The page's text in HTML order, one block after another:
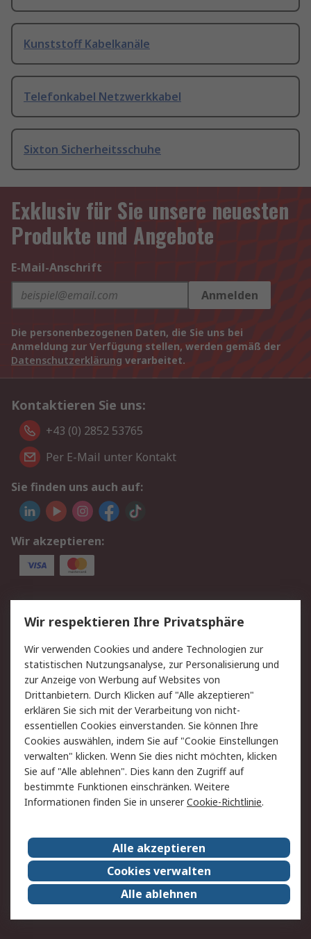
Kunststoff Kabelkanäle
Telefonkabel Netzwerkkabel
Sixton Sicherheitsschuhe
Exklusiv für Sie unsere neuesten
Produkte und Angebote
E-Mail-Anschrift
Anmelden
Die personenbezogenen Daten, die Sie uns bei
Anmeldung zur Verfügung stellen, werden gemäß der
Datenschutzerklärung verarbeitet.
Kontaktieren Sie uns:
+43 (0) 2852 53765
Per E-Mail unter Kontakt
Sie finden uns auch auf:
Wir akzeptieren:
Service
Value Added Services
Lieferlösungen
Rücksendung/Entsorgung Kontakt
Hilfe
Rechtliches
RS Verkaufs- und
Lieferbedingungen
Datenschutz
Cookie-Richtlinie
Zahlungsbedingungen
Impressum
Webseite Konditionen
RS weltweit
Karriere bei RS
Nachhaltigkeit
Qualität/Zertifikate
Presse-Center
Event-Center
Wir respektieren Ihre Privatsphäre
Wir verwenden Cookies und andere Technologien zur
statistischen Nutzungsanalyse, zur Personalisierung und
zur Anzeige von Werbung auf Websites von
Drittanbietern. Durch Klicken auf "Alle akzeptieren"
erklären Sie sich mit der Verarbeitung von nicht-
essentiellen Cookies einverstanden. Sie können Ihre
Cookies auswählen, indem Sie auf "Cookie Einstellungen
verwalten" klicken. Wenn Sie dies nicht möchten, klicken
Sie auf "Alle ablehnen". Dies kann den Zugriff auf
bestimmte Funktionen einschränken. Weitere
Informationen finden Sie in unsererCookie-Richtlinie.
Alle akzeptieren
Cookies verwalten
Alle ablehnen